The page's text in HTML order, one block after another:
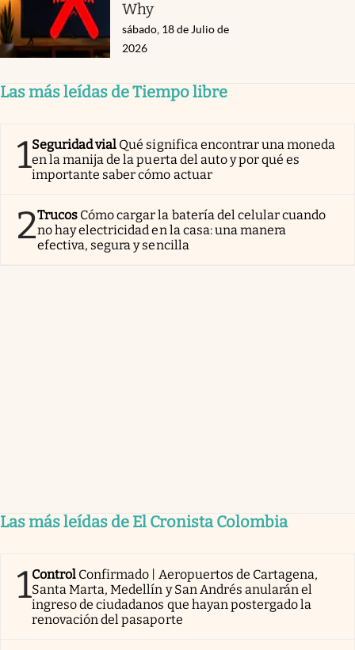
Why
sábado, 18 de Julio de
2026
Las más leídas de Tiempo libre
1Seguridad vial Qué significa encontrar una moneda
en la manija de la puerta del auto y por qué es
importante saber cómo actuar
2Trucos Cómo cargar la batería del celular cuando
no hay electricidad en la casa: una manera
efectiva, segura y sencilla
Las más leídas de El Cronista Colombia
1Control Confirmado | Aeropuertos de Cartagena,
Santa Marta, Medellín y San Andrés anularán el
ingreso de ciudadanos que hayan postergado la
renovación del pasaporte